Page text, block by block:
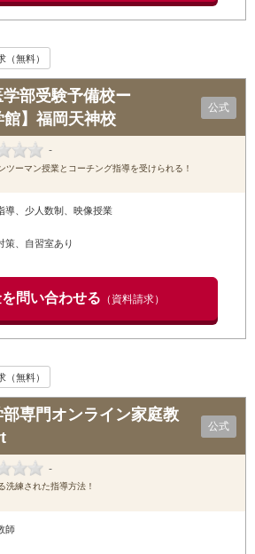
（無料）
学部受験予備校ー
館】福岡天神校
公式
-
ツーマン授業とコーチング指導を受けられる！
導、少人数制、映像授業
策、自習室あり
問い合わせる （資料請求）
（無料）
部専門オンライン家庭教
公式
-
洗練された指導方法！
師